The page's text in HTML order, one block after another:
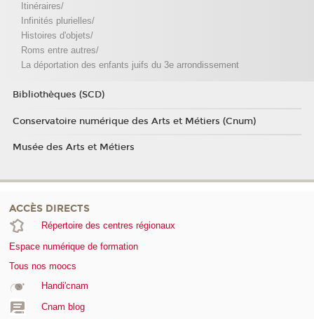
Itinéraires/
Infinités plurielles/
Histoires d'objets/
Roms entre autres/
La déportation des enfants juifs du 3e arrondissement
Bibliothèques (SCD)
Conservatoire numérique des Arts et Métiers (Cnum)
Musée des Arts et Métiers
ACCÈS DIRECTS
Répertoire des centres régionaux
Espace numérique de formation
Tous nos moocs
Handi'cnam
Cnam blog